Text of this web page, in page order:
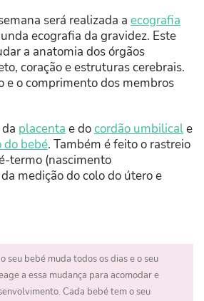
será realizada a ecografia
ecografia da gravidez. Este
a anatomia dos órgãos
coração e estruturas cerebrais.
e o comprimento dos membros
placenta e docordão umbilicale
do bebé. Também é feito o rastreio
termo (nascimento
medição do colo do útero e
seu bebé muda todos os dias e o seu
a essa mudança para acomodar e
Cada bebé tem o seu